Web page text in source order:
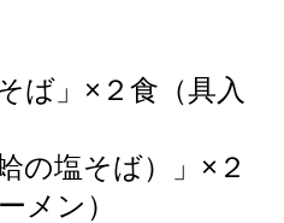
ば」×２食（具入
の塩そば）」×２
メン ）